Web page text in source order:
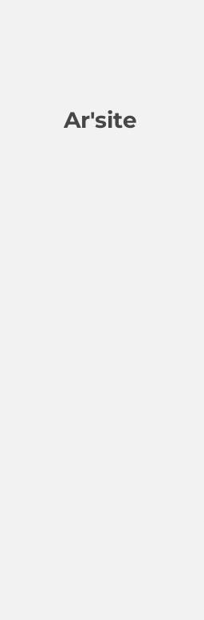
Ar'site